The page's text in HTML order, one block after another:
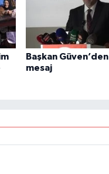
Başkan
mesaj